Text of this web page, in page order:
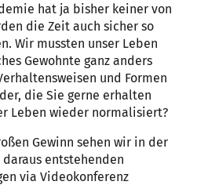
hat ja bisher keiner von
die Zeit auch sicher so
Wir mussten unser Leben
Gewohnte ganz anders
und Formen
die Sie gerne erhalten
Leben wieder normalisiert?
Gewinn sehen wir in der
entstehenden
via Videokonferenz